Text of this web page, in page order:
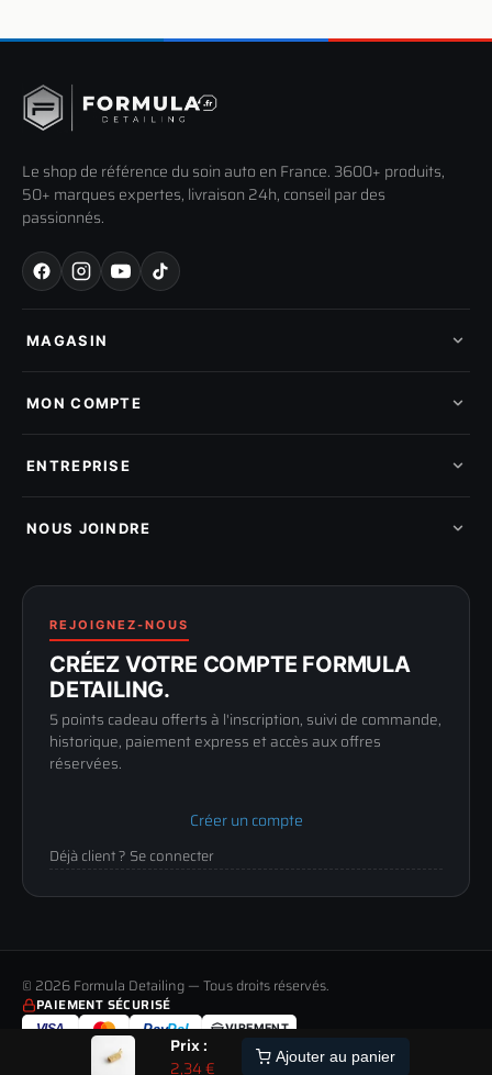
Prix :
2,34€ Ajouter au panier
TOUS LES MODES DE LIVRAISON
MOYENS DE PAIEMENT ACCEPTÉS
JUSQU'À 60 JOURS POUR CHANGER D'AVIS
Le shop de référence du soin auto en France. 3600+ produits,
50+ marques expertes, livraison 24h, conseil par des
passionnés.
MAGASIN
Nos marques
Pads de polissage
Pièces détachées
MON COMPTE
Mes tickets SAV
Mon parrainage
Programme fidelite
ENTREPRISE
Compte pro
Politique de retour
Conditions générales
Mentions légales
Confidentialité
NOUS JOINDRE
89100 SENS
03 73 61 02 02
Lun-Ven
9h-12h / 14h-17h
REJOIGNEZ-NOUS
CRÉEZ VOTRE COMPTE FORMULA
DETAILING.
5 points cadeau offerts à l'inscription, suivi de commande,
historique, paiement express et accès aux offres
réservées.
Créer un compte
Déjà client ? Se connecter
PAIEMENT SÉCURISÉ
VISA PayPal VIREMENT
© 2026 Formula Detailing — Tous droits réservés.